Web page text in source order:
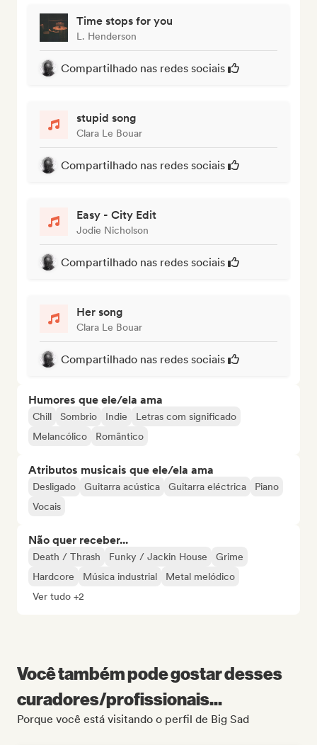
Time stops for you
L. Henderson
Compartilhado nas redes sociais
stupid song
Clara Le Bouar
Compartilhado nas redes sociais
Easy - City Edit
Jodie Nicholson
Compartilhado nas redes sociais
Her song
Clara Le Bouar
Compartilhado nas redes sociais
Humores que ele/ela ama
Chill Sombrio Indie
Letras com significado
Melancólico
Romântico
Atributos musicais que ele/ela ama
Desligado Guitarra acústica Guitarra eléctrica
Piano
Vocais
Não quer receber...
Death / Thrash Funky / Jackin House
Grime
Hardcore
Música industrial
Metal melódico
Ver tudo +2
Você também pode gostar desses
curadores/profissionais...
Porque você está visitando o perfil de Big Sad